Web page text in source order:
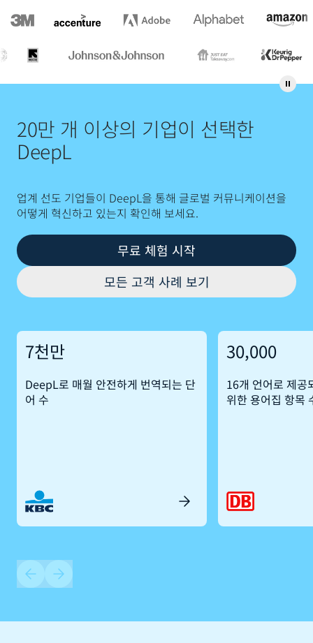
20만 개 이상의 기업이 선택한
DeepL
업계 선도 기업들이 DeepL을 통해 글로벌 커뮤니케이션을
어떻게 혁신하고 있는지 확인해 보세요.
무료 체험 시작
모든 고객 사례 보기
7천만
DeepL로 매월 안전하게 번역되는 단
어 수
30,000
16개 언어로 제공
위한 용어집 항목